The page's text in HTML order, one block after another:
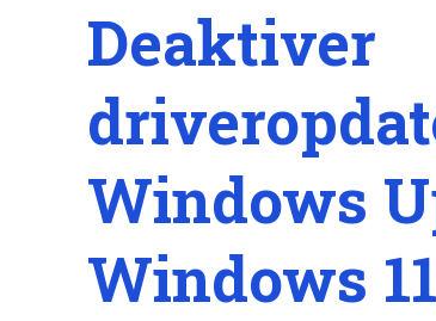
Deaktiver
Windows
Windows 11